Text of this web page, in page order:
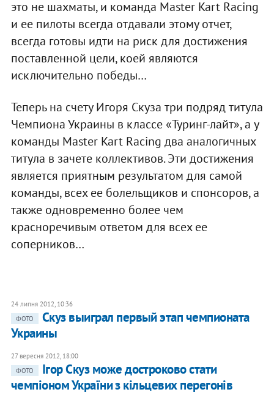
это не шахматы, и команда Master Kart Racing
и ее пилоты всегда отдавали этому отчет,
всегда готовы идти на риск для достижения
поставленной цели, коей являются
исключительно победы…
Теперь на счету Игоря Скуза три подряд титула
Чемпиона Украины в классе «Туринг-лайт», а у
команды Master Kart Racing два аналогичных
титула в зачете коллективов. Эти достижения
является приятным результатом для самой
команды, всех ее болельщиков и спонсоров, а
также одновременно более чем
красноречивым ответом для всех ее
соперников…
24 липня 2012, 10:36
ФОТО
Скуз выиграл первый этап чемпионата
Украины
27 вересня 2012, 18:00
ФОТО
Ігор Скуз може достроково стати
чемпіоном України з кільцевих перегонів